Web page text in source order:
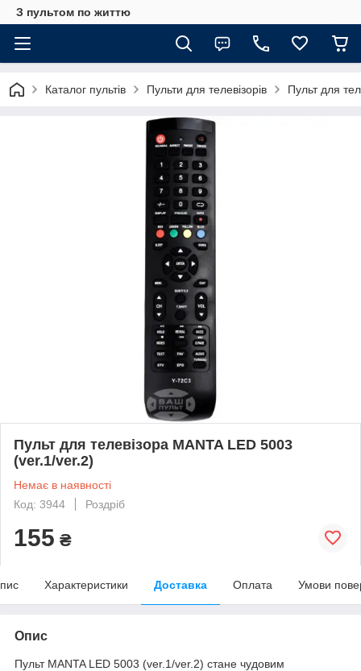
З пультом по життю
Каталог пультів Пульти для телевізорів Пульт для
Пульт для телевізора MANTA LED 5003
(ver.1/ver.2)
Немає в наявності
Код: 3944
Роздріб
155 ₴
Характеристики Доставка Оплата Умови
Опис
Пульт MANTA LED 5003 (ver.1/ver.2) стане чудовим